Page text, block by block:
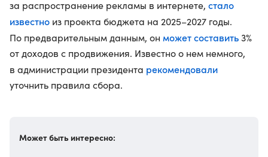
за распространение рекламы в интернете, стало
известно из проекта бюджета на 2025–2027 годы.
По предварительным данным, он может составить3%
от доходов с продвижения. Известно о нем немного,
в администрации президента рекомендовали
уточнить правила сбора.
Может быть интересно: